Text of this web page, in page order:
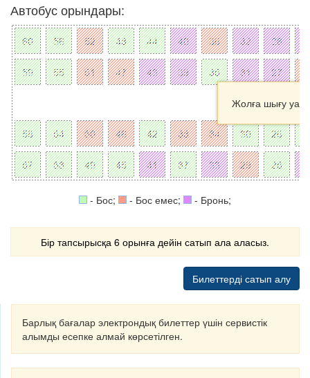
Автобус орындары:
Жолға шығу
- Бос; - Бос емес; - Бронь;
Бір тапсырысқа 6 орынға дейін сатып ала аласыз.
Билеттерді сатып алу
Барлық бағалар электрондық билеттер үшін сервистік
алымды есепке алмай көрсетілген.